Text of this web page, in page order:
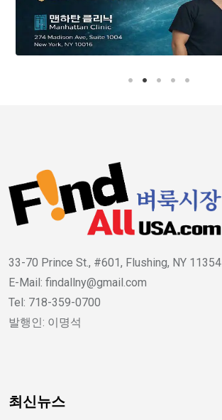
33-70 Prince St., #601, Flushing, NY 11354
E-Mail: findallny@gmail.com
Tel: 718-359-0700
발행인: 이명석
최신뉴스